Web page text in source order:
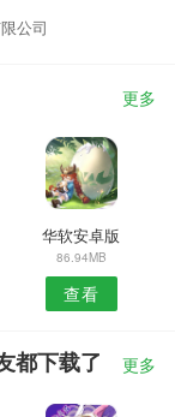
公司
更多
华软安卓版
86.94MB
查看
都下载了 更多